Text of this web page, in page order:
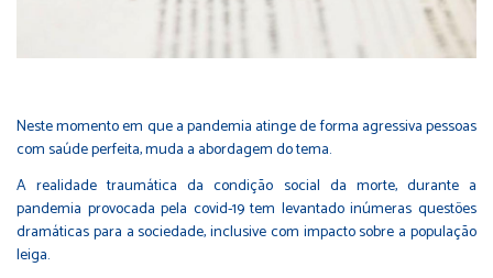
Neste momento em que a pandemia atinge de forma agressiva pessoas
com saúde perfeita, muda a abordagem do tema.
A realidade traumática da condição social da morte, durante a
pandemia provocada pela covid-19 tem levantado inúmeras questões
dramáticas para a sociedade, inclusive com impacto sobre a população
leiga.